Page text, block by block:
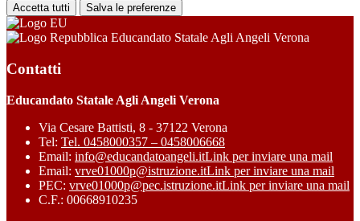
Accetta tutti Salva le preferenze
Educandato Statale Agli Angeli Verona
Contatti
Educandato Statale Agli Angeli Verona
Via Cesare Battisti, 8 - 37122 Verona
Tel: Tel. 0458000357 – 0458006668
Email: info@educandatoangeli.itLink per inviare una mail
Email: vrve01000p@istruzione.itLink per inviare una mail
PEC: vrve01000p@pec.istruzione.itLink per inviare una mail
C.F.: 00668910235